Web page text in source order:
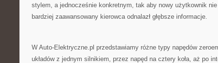
stylem, a jednocześnie konkretnym, tak aby nowy użytkownik nie
bardziej zaawansowany kierowca odnalazł głębsze informacje.
W Auto-Elektryczne.pl przedstawiamy różne typy napędów
układów z jednym silnikiem, przez napęd na cztery koła, aż po